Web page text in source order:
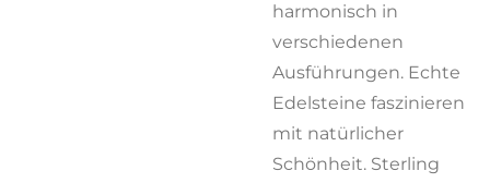
harmonisch in
verschiedenen
Ausführungen. Echte
Edelsteine faszinieren
mit natürlicher
Schönheit. Sterling